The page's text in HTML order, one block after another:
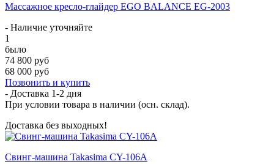
Массажное кресло-глайдер EGO BALANCE EG-2003
- Наличие уточняйте
1
было
74 800 руб
68 000 руб
Позвонить и купить
- Доставка 1-2 дня
При условии товара в наличии (осн. склад).
Доставка без выходных!
Свинг-машина Takasima CY-106А